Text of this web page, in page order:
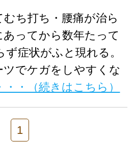
ち打ち・腰痛が治ら
ってから数年たって
症状がふと現れる。
ツでケガをしやすくな
・・（続きはこちら）
1